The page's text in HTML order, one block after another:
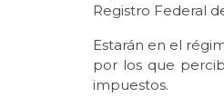
Registro Federal
Estarán en el
por los que
impuestos.